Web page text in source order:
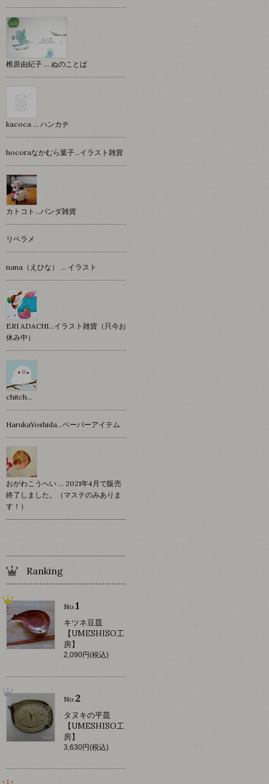
椎原由紀子 ... ぬのことば
kacoca ... ハンカチ
hocoraなかむら葉子…イラスト雑貨
カトコト…パンダ雑貨
リベラメ
nana（えひな） … イラスト
ERI ADACHI...イラスト雑貨（只今お
休み中）
chitch…
HarukaYoshida…ペーパーアイテム
おがわこうへい … 2021年4月で販売
終了しました。（マステのみありま
す！）
Ranking
No.1
キツネ豆皿
【UMESHISO工
房】
2,090円(税込)
No.2
タヌキの平皿
【UMESHISO工
房】
3,630円(税込)